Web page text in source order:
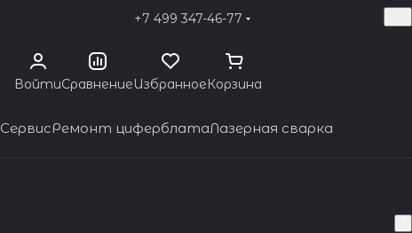
+7 499 347-46-77
ВойтиСравнениеИзбранноеКорзина
СервисРемонт циферблатаЛазерная сварка